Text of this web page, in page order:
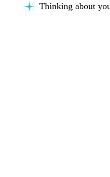
Analyzing